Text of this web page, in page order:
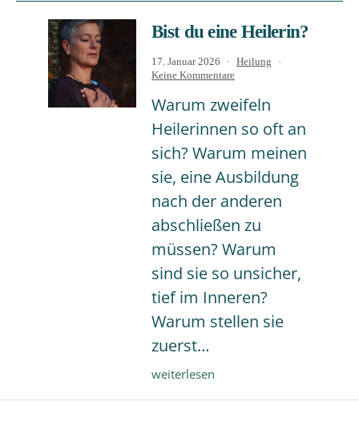
Bist du eine Heilerin?
Warum zweifeln
Heilerinnen so oft an
sich? Warum meinen
sie, eine Ausbildung
nach der anderen
abschließen zu
müssen? Warum
sind sie so unsicher,
tief im Inneren?
Warum stellen sie
zuerst…
Bist
eine
weiterlesen
Veröffentlicht
am
17. Januar 2026
Kategorisiert
Heilung
Keine Kommentarezu
du
Heilerin?